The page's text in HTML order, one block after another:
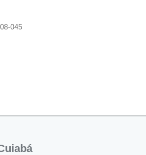
045